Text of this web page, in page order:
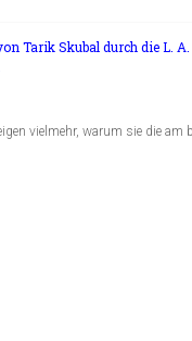
Tarik Skubal durch die L.
vielmehr, warum sie die am